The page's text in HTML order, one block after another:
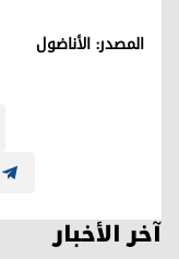
المصدر: الأناضول
آخر الأخبار